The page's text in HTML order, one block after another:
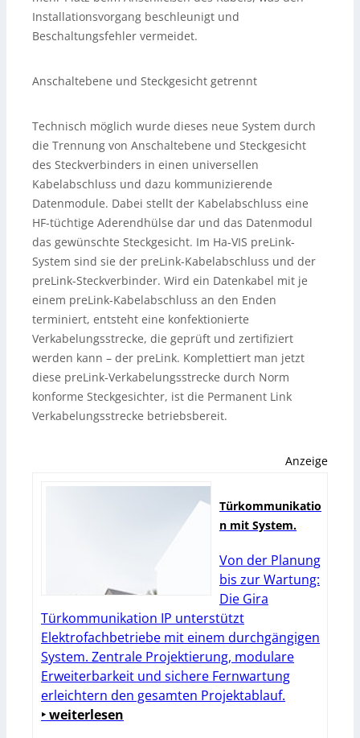
Installationsvorgang beschleunigt und
Beschaltungsfehler vermeidet.
Anschaltebene und Steckgesicht getrennt
Technisch möglich wurde dieses neue System durch
die Trennung von Anschaltebene und Steckgesicht
des Steckverbinders in einen universellen
Kabelabschluss und dazu kommunizierende
Datenmodule. Dabei stellt der Kabelabschluss eine
HF-tüchtige Aderendhülse dar und das Datenmodul
das gewünschte Steckgesicht. Im Ha-VIS preLink-
System sind sie der preLink-Kabelabschluss und der
preLink-Steckverbinder. Wird ein Datenkabel mit je
einem preLink-Kabelabschluss an den Enden
terminiert, entsteht eine konfektionierte
Verkabelungsstrecke, die geprüft und zertifiziert
werden kann – der preLink. Komplettiert man jetzt
diese preLink-Verkabelungsstrecke durch Norm
konforme Steckgesichter, ist die Permanent Link
Verkabelungsstrecke betriebsbereit.
Anzeige
Türkommunikatio
n mit System.
Von der Planung
bis zur Wartung:
Die Gira
Türkommunikation IP unterstützt
Elektrofachbetriebe mit einem durchgängigen
System. Zentrale Projektierung, modulare
Erweiterbarkeit und sichere Fernwartung
erleichtern den gesamten Projektablauf.
‣ weiterlesen